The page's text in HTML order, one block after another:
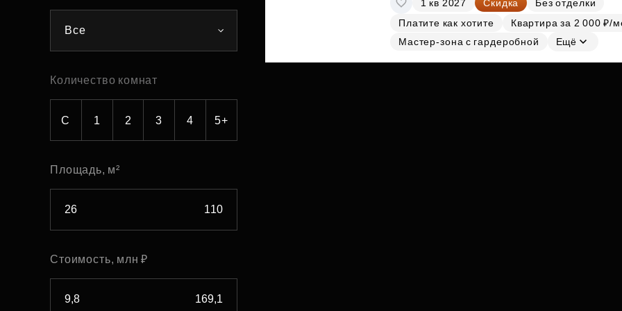
Субсидии
Все
Количество комнат
С 1 2 3 4 5+
Площадь, м²
Стоимость, млн ₽
1 кв 2027 Скидка
Без отделки
Платите как хотите
Квартира за 2 000 ₽/
Мастер-зона с гардеробной
Ещё